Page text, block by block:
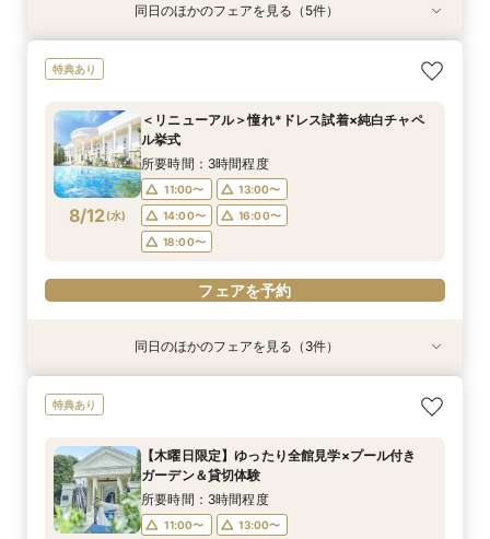
特典あり
8/11(火)
『徹底比較*2件目以降の方へ』見積もり相談×1
9:00〜
14:15〜
14:30〜
17:00〜
フェアを予約
特典あり
8/11(火)
【託児・医療サポート安心◎】15大特典★マタニ
9:00〜
14:15〜
14:30〜
18:00〜
フェアを予約
8/11(火)
【10名から1軒貸切】上質な邸宅を独占×豪華試
9:00〜
14:15〜
14:30〜
18:00〜
フェアを予約
特典あり
8/11(火)
初めての見学でも安心！貸切邸宅を見学＆森と水
9:00〜
14:15〜
14:30〜
17:00〜
フェアを予約
8/11(火)
来館不要【お家でオンライン相談会】スマホで簡
9:30〜
フェアを予約
同日のほかのフェアを見る（5件）
特典あり
8/12(水)
＜リニューアル＞憧れ*ドレス試着×純白チャペ
ル挙式
所要時間：3時間程度
11:00〜
13:00〜
14:00〜
16:00〜
18:00〜
フェアを予約
8/12(水)
【遠方の方◎オンライン相談会】スマホで簡単！
11:00〜
13:00〜
14:00〜
16:00〜
18:00〜
8/12(水)
【託児・医療サポートで安心◎】充実の15大特典
11:00〜
13:00〜
14:00〜
16:00〜
18:00〜
8/12(水)
【10名～会食プラン】貸切邸宅で叶える少人数ウ
11:00〜
13:00〜
14:00〜
16:00〜
18:00〜
同日のほかのフェアを見る（3件）
特典あり
【木曜日限定】ゆったり全館見学×プール付き
ガーデン＆貸切体験
所要時間：3時間程度
11:00〜
13:00〜